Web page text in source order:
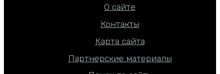
О сайте
Контакты
Карта сайта
Партнерские материалы